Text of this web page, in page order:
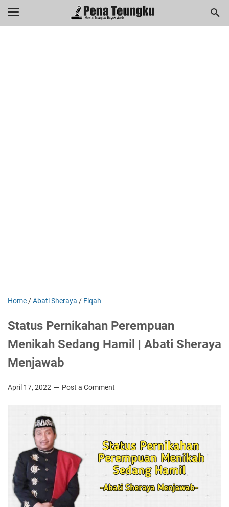
menuj
Home /Abati Sheraya / Fiqah
Status Pernikahan Perempuan
Menikah Sedang Hamil | Abati Sheraya
Menjawab
April 17, 2022 Post a Comment